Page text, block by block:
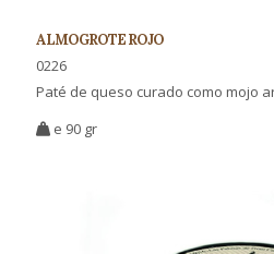
ALMOGROTE ROJO
0226
Paté de queso curado como mojo
e 90 gr